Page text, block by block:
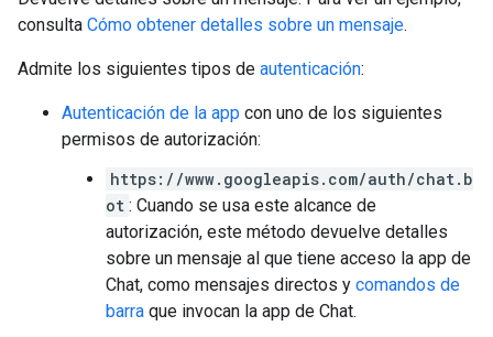
consulta Cómo obtener detalles sobre un mensaje.
Admite los siguientes tipos de autenticación:
Autenticación de la app con uno de los siguientes
permisos de autorización:
https://www.googleapis.com/auth/chat.b
ot : Cuando se usa este alcance de
autorización, este método devuelve detalles
sobre un mensaje al que tiene acceso la app de
Chat, como mensajes directos y comandos de
barra que invocan la app de Chat.